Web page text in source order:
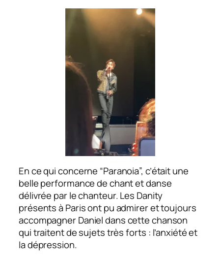
En ce qui concerne “Paranoia”, c’était une
belle performance de chant et danse
délivrée par le chanteur. Les Danity
présents à Paris ont pu admirer et toujours
accompagner Daniel dans cette chanson
qui traitent de sujets très forts : l’anxiété et
la dépression.